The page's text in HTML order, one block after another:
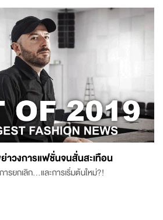
าวงการแฟชั่นจนสั่นสะเทือน
ยกเลิก...และการเริ่มต้นใหม่?!